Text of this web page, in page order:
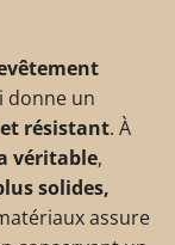
donne un
résistant. À
véritable,
solides,
assure